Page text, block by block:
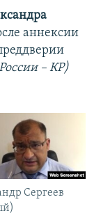
аннексии
– КР)
Сергеев